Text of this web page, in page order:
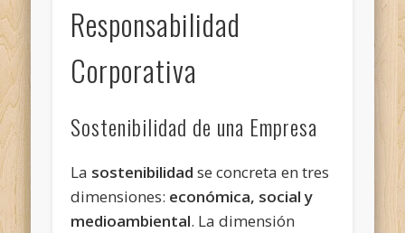
Responsabilidad
Corporativa
Sostenibilidad de una Empresa
La sostenibilidad se concreta en tres
dimensiones: económica, social y
medioambiental. La dimensión